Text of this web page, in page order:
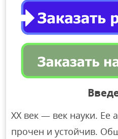
XX век — век науки. Ее
прочен и устойчив.